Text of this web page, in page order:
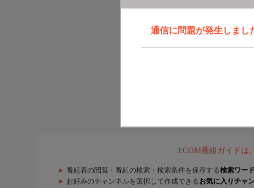
通信に問題が発生しまし
J:COM番組ガイドは
番組表の閲覧・番組の検索・検索条件を保存する検索ワー
お好みのチャンネルを選択して作成できる お気に入りチャ